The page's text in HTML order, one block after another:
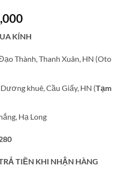
Giá
tại
là:
₫950,000.
KÍNH
Thành, Thanh Xuân, HN (Oto
khuê, Cầu Giấy, HN (Tạm
Hạ Long
TIỀN KHI NHẬN HÀNG